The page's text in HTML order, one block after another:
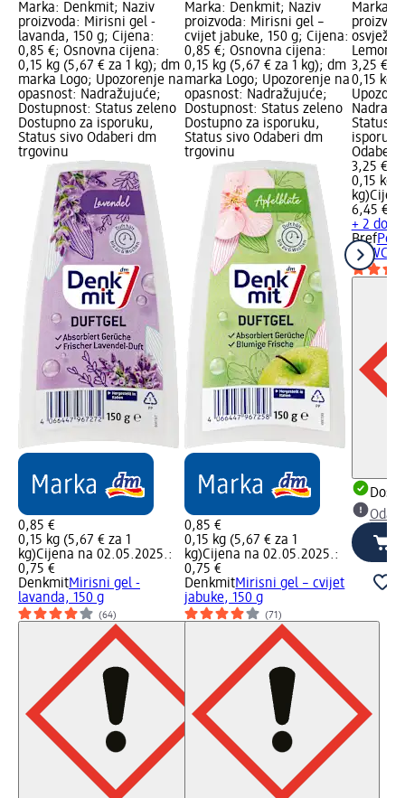
Marka: Denkmit; Naziv
proizvoda: Mirisni gel -
lavanda, 150 g; Cijena:
0,85 €; Osnovna cijena:
0,15 kg (5,67 € za 1 kg); dm
marka Logo; Upozorenje na
opasnost: Nadražujuće;
Dostupnost: Status zeleno
Dostupno za isporuku,
Status sivo Odaberi dm
trgovinu
0,85 €
0,15 kg (5,67 € za 1
kg)Cijena na 02.05.2025.:
0,75 €
DenkmitMirisni gel -
lavanda, 150 g
(64)
Marka: Denkmit; Naziv
proizvoda: Mirisni gel –
cvijet jabuke, 150 g; Cijena:
0,85 €; Osnovna cijena:
0,15 kg (5,67 € za 1 kg); dm
marka Logo; Upozorenje na
opasnost: Nadražujuće;
Dostupnost: Status zeleno
Dostupno za isporuku,
Status sivo Odaberi dm
trgovinu
0,85 €
0,15 kg (5,67 € za 1
kg)Cijena na 02.05.2025.:
0,75 €
DenkmitMirisni gel – cvijet
jabuke, 150 g
(71)
Marka:
Lemon,
3,25 €;
0,15 kg
Status
Odaberi
3,25 €
0,15 kg
kg)
6,45 €
+ 2
Bref
za WC